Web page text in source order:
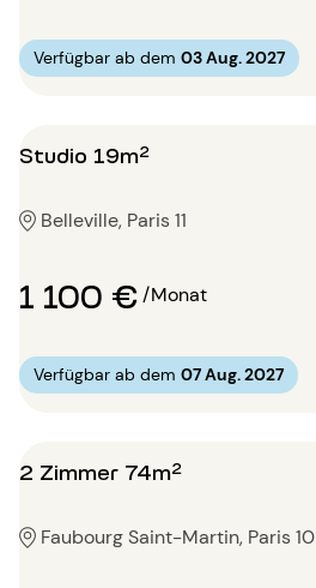
Verfügbar ab dem 03 Aug. 2027
Studio 19m²
Belleville, Paris 11
1 100 €/Monat
Verfügbar ab dem 07 Aug. 2027
2 Zimmer 74m²
Faubourg Saint-Martin, Paris 10